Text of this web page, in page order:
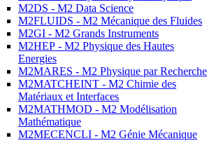
M2DS - M2 Data Science
M2FLUIDS - M2 Mécanique des Fluides
M2GI - M2 Grands Instruments
M2HEP - M2 Physique des Hautes
Energies
M2MARES - M2 Physique par Recherche
M2MATCHEINT - M2 Chimie des
Matériaux et Interfaces
M2MATHMOD - M2 Modélisation
Mathématique
M2MECENCLI - M2 Génie Mécanique